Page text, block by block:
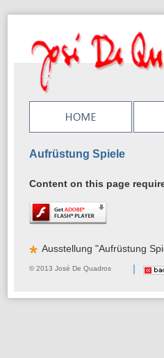
Aufrüstung Spiele
Content on this page
Ausstellung "Aufrüstung
© 2013 José De Quadros |